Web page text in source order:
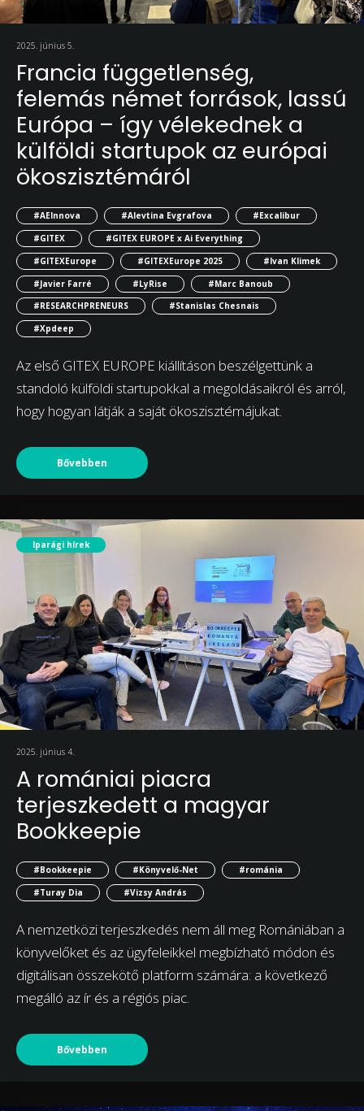
2025. június 5.
Francia függetlenség,
felemás német források, lassú
Európa – így vélekednek a
külföldi startupok az európai
ökoszisztémáról
#AEInnova #Alevtina Evgrafova
#Excalibur
#GITEX
#GITEX EUROPE x Ai Everything
#GITEXEurope
#GITEXEurope 2025
#Ivan Klimek
#Javier Farré
#LyRise
#Marc Banoub
#RESEARCHPRENEURS
#Stanislas Chesnais
#Xpdeep
Az első GITEX EUROPE kiállításon beszélgettünk a
standoló külföldi startupokkal a megoldásaikról és arról,
hogy hogyan látják a saját ökoszisztémájukat.
Bővebben
Iparági hírek
2025. június 4.
A romániai piacra
terjeszkedett a magyar
Bookkeepie
#Bookkeepie #Könyvelő-Net
#románia
#Turay Dia
#Vizsy András
A nemzetközi terjeszkedés nem áll meg Romániában a
könyvelőket és az ügyfeleikkel megbízható módon és
digitálisan összekötő platform számára: a következő
megálló az ír és a régiós piac.
Bővebben